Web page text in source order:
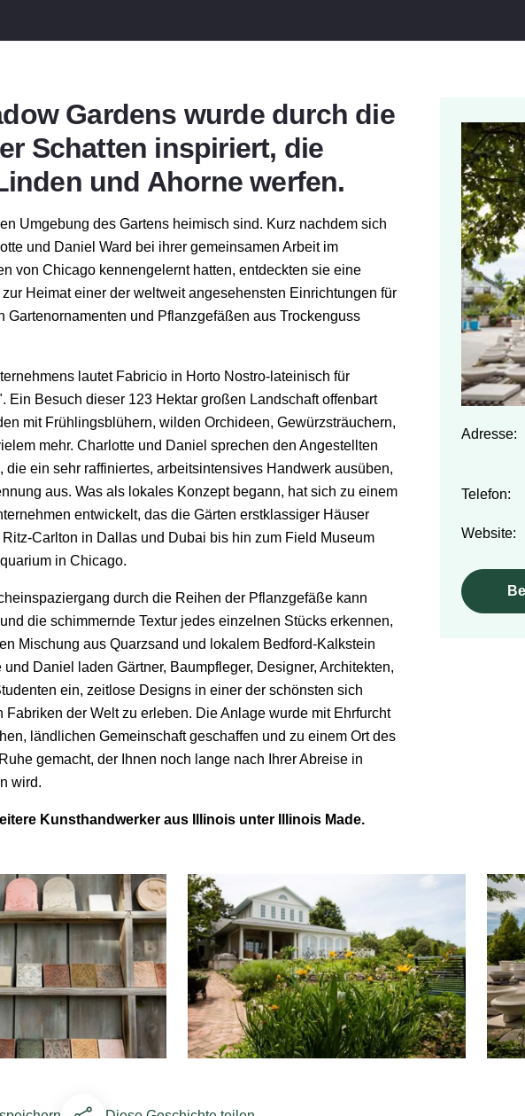
Adresse:
Telefon:
Website:
Gardens wurde durch die
Schatten inspiriert, die
und Ahorne werfen.
Umgebung des Gartens heimisch sind. Kurz nachdem sich
und Daniel Ward bei ihrer gemeinsamen Arbeit im
von Chicago kennengelernt hatten, entdeckten sie eine
Heimat einer der weltweit angesehensten Einrichtungen für
Gartenornamenten und Pflanzgefäßen aus Trockenguss
lautet Fabricio in Horto Nostro-lateinisch für
Ein Besuch dieser 123 Hektar großen Landschaft offenbart
mit Frühlingsblühern, wilden Orchideen, Gewürzsträuchern,
mehr. Charlotte und Daniel sprechen den Angestellten
die ein sehr raffiniertes, arbeitsintensives Handwerk ausüben,
aus. Was als lokales Konzept begann, hat sich zu einem
entwickelt, das die Gärten erstklassiger Häuser
Carlton in Dallas und Dubai bis hin zum Field Museum
in Chicago.
durch die Reihen der Pflanzgefäße kann
die schimmernde Textur jedes einzelnen Stücks erkennen,
Mischung aus Quarzsand und lokalem Bedford-Kalkstein
und Daniel laden Gärtner, Baumpfleger, Designer, Architekten,
ein, zeitlose Designs in einer der schönsten sich
Fabriken der Welt zu erleben. Die Anlage wurde mit Ehrfurcht
ländlichen Gemeinschaft geschaffen und zu einem Ort des
gemacht, der Ihnen noch lange nach Ihrer Abreise in
wird.
Kunsthandwerker aus Illinois unter Illinois Made.